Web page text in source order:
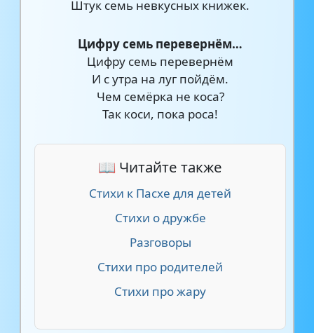
Штук семь невкусных книжек.
Цифру семь перевернём…
Цифру семь перевернём
И с утра на луг пойдём.
Чем семёрка не коса?
Так коси, пока роса!
📖 Читайте также
Стихи к Пасхе для детей
Стихи о дружбе
Разговоры
Стихи про родителей
Стихи про жару